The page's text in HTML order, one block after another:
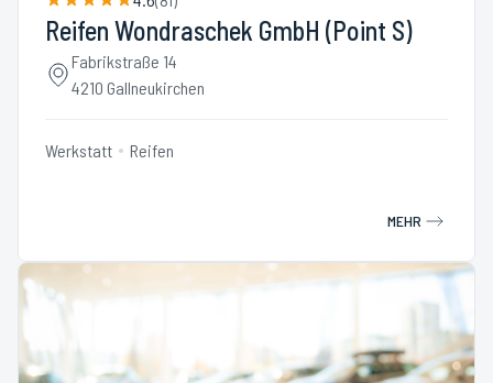
Reifen Wondraschek GmbH (Point S)
Fabrikstraße 14
4210 Gallneukirchen
Werkstatt Reifen
MEHR